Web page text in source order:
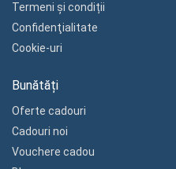
Termeni și condiții
Confidenţialitate
Cookie-uri
Bunătăți
Oferte cadouri
Cadouri noi
Vouchere cadou